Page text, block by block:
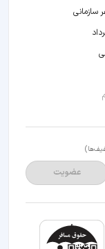
عضویت